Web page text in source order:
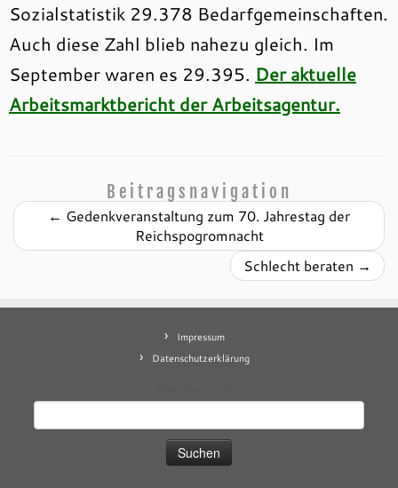
Sozialstatistik 29.378 Bedarfgemeinschaften.
Auch diese Zahl blieb nahezu gleich. Im
September waren es 29.395. Der aktuelle
Arbeitsmarktbericht der Arbeitsagentur.
Beitragsnavigation
← Gedenkveranstaltung zum 70. Jahrestag der
Reichspogromnacht
Schlecht beraten →
Impressum
Datenschutzerklärung